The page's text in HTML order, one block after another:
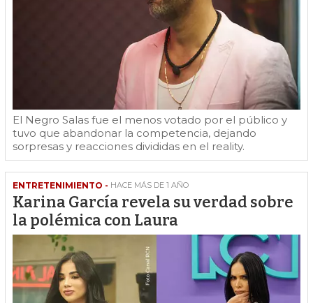
El Negro Salas fue el menos votado por el público y
tuvo que abandonar la competencia, dejando
sorpresas y reacciones divididas en el reality.
ENTRETENIMIENTO - HACE MÁS DE 1 AÑO
Karina García revela su verdad sobre
la polémica con Laura